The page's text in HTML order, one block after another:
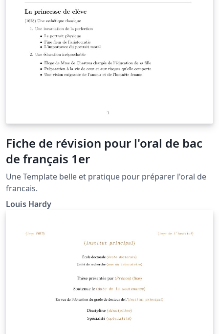
Fiche de révision pour l'oral de bac
de français 1er
Une Template belle et pratique pour préparer l'oral de
francais.
Louis Hardy